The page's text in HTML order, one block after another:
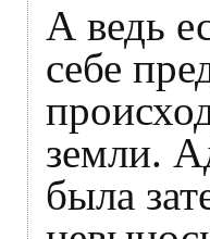
А ведь
себе
земли.
была